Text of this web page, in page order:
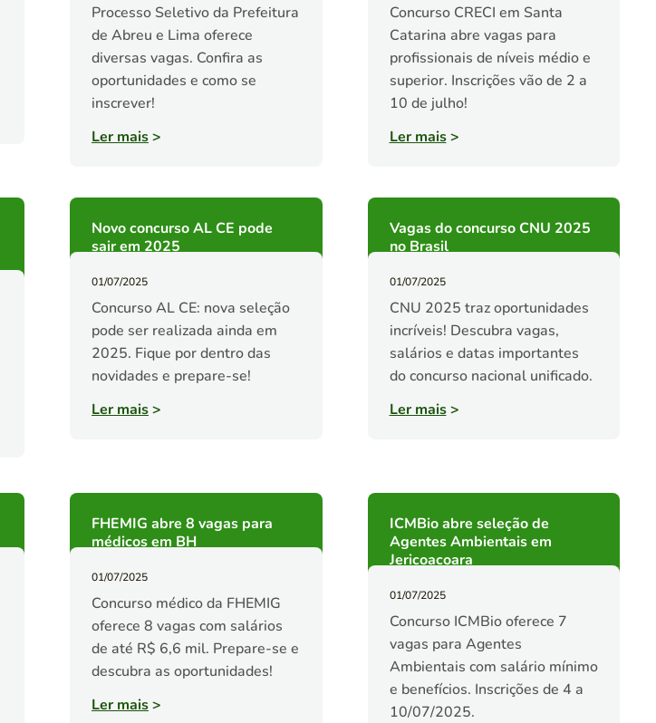
Processo Seletivo da Prefeitura
de Abreu e Lima oferece
diversas vagas. Confira as
oportunidades e como se
inscrever!
Ler mais>
Concurso CRECI em Santa
Catarina abre vagas para
profissionais de níveis médio e
superior. Inscrições vão de 2 a
10 de julho!
Ler mais>
Novo concurso AL CE pode
sair em 2025
01/07/2025
Concurso AL CE: nova seleção
pode ser realizada ainda em
2025. Fique por dentro das
novidades e prepare-se!
Ler mais>
Vagas do concurso CNU 2025
no Brasil
01/07/2025
CNU 2025 traz oportunidades
incríveis! Descubra vagas,
salários e datas importantes
do concurso nacional unificado.
Ler mais>
FHEMIG abre 8 vagas para
médicos em BH
01/07/2025
Concurso médico da FHEMIG
oferece 8 vagas com salários
de até R$ 6,6 mil. Prepare-se e
descubra as oportunidades!
Ler mais>
ICMBio abre seleção de
Agentes Ambientais em
Jericoacoara
01/07/2025
Concurso ICMBio oferece 7
vagas para Agentes
Ambientais com salário mínimo
e benefícios. Inscrições de 4 a
10/07/2025.